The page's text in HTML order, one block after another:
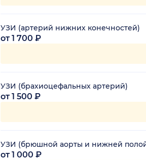
УЗИ (артерий нижних конечностей)
от 1 700 ₽
УЗИ (брахиоцефальных артерий)
от 1 500 ₽
УЗИ (брюшной аорты и нижней
от 1 000 ₽